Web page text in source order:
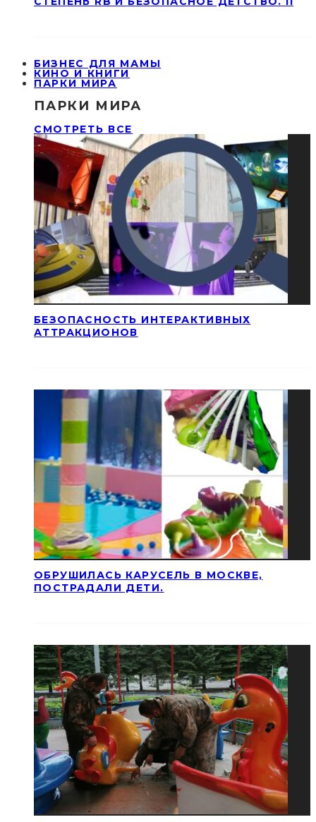
БИЗНЕС ДЛЯ МАМЫ
КИНО И КНИГИ
ПАРКИ МИРА
ПАРКИ МИРА
СМОТРЕТЬ ВСЕ
БЕЗОПАСНОСТЬ ИНТЕРАКТИВНЫХ
АТТРАКЦИОНОВ
ОБРУШИЛАСЬ КАРУСЕЛЬ В МОСКВЕ,
ПОСТРАДАЛИ ДЕТИ.